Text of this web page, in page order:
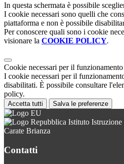
In questa schermata è possibile
I cookie necessari sono quelli che
piattaforma e non è possibile
Per conoscere quali sono i cookie
visionare la COOKIE POLICY.
Cookie necessari per il funzionamento
I cookie necessari per il
disabilitati. È possibile consultare
policy.
Accetta tutti Salva le preferenze
Istituto
Carate Brianza
Contatti